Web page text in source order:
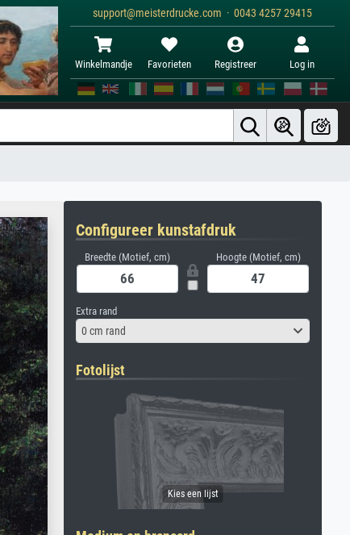
support@meisterdrucke.com · 0043 4257 29415
Winkelmandje Favorieten Registreer Log in
Configureer kunstafdruk
Breedte (Motief, cm) Hoogte (Motief, cm)
Extra rand
0 cm rand
Fotolijst